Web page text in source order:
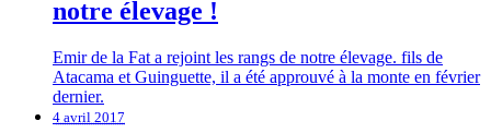
notre élevage !
Emir de la Fat a rejoint les rangs de notre élevage. fils de
Atacama et Guinguette, il a été approuvé à la monte en février
dernier.
4 avril 2017